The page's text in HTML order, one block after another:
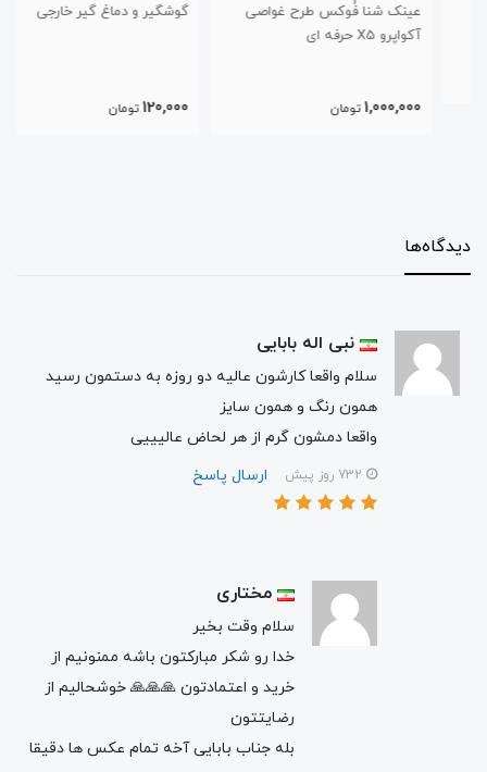
عینک شنا فُوکس طرح غواصی
آکواپرو X5 حرفه ای
1,000,000 تومان
گوشگیر و دماغ گیر خارجی
120,000 تومان
دیدگاه‌ها
نبی اله بابایی
سلام واقعا کارشون عالیه دو روزه به دستمون رسید
همون رنگ و همون سایز
واقعا دمشون گرم از هر لحاض عالیییی
ارسال پاسخ
مختاری
سلام وقت بخیر
خدا رو شکر مبارکتون باشه ممنونیم از
خرید و اعتمادتون 🙏🙏🙏 خوشحالیم از
رضایتتون
بله جناب بابایی آخه تمام عکس ها دقیقا